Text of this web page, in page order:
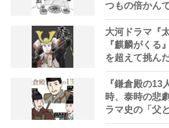
つもの倍かん
大河ドラマ『
『麒麟がくる
を超えて挑ん
『鎌倉殿の13
時、泰時の悲
ラマ史の「父と